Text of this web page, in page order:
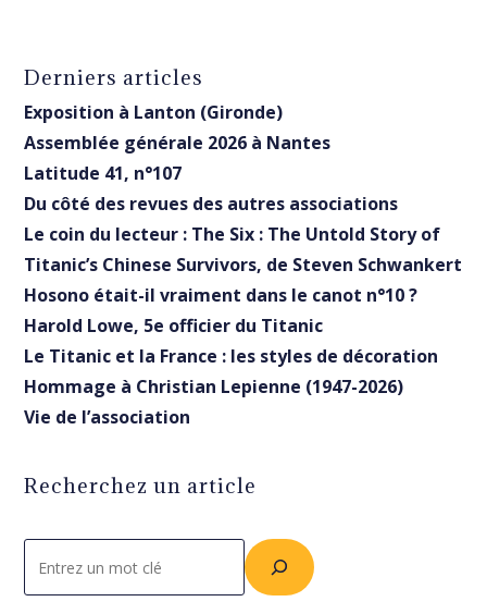
Derniers articles
Exposition à Lanton (Gironde)
Assemblée générale 2026 à Nantes
Latitude 41, n°107
Du côté des revues des autres associations
Le coin du lecteur : The Six : The Untold Story of
Titanic’s Chinese Survivors, de Steven Schwankert
Hosono était-il vraiment dans le canot n°10 ?
Harold Lowe, 5e officier du Titanic
Le Titanic et la France : les styles de décoration
Hommage à Christian Lepienne (1947-2026)
Vie de l’association
Recherchez un article